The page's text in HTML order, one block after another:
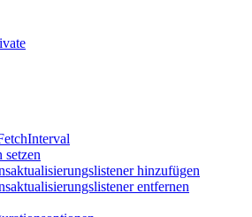
setzen
hinzufügen
entfernen